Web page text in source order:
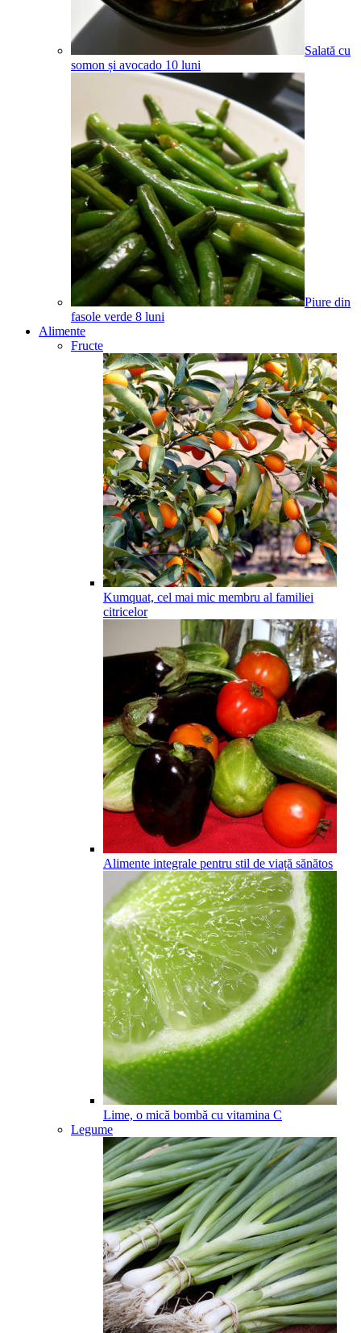
Salată cu
somon și avocado 10 luni
Piure din
fasole verde 8 luni
Alimente
Fructe
Kumquat, cel mai mic membru al familiei
citricelor
Alimente integrale pentru stil de viață sănătos
Lime, o mică bombă cu vitamina C
Legume